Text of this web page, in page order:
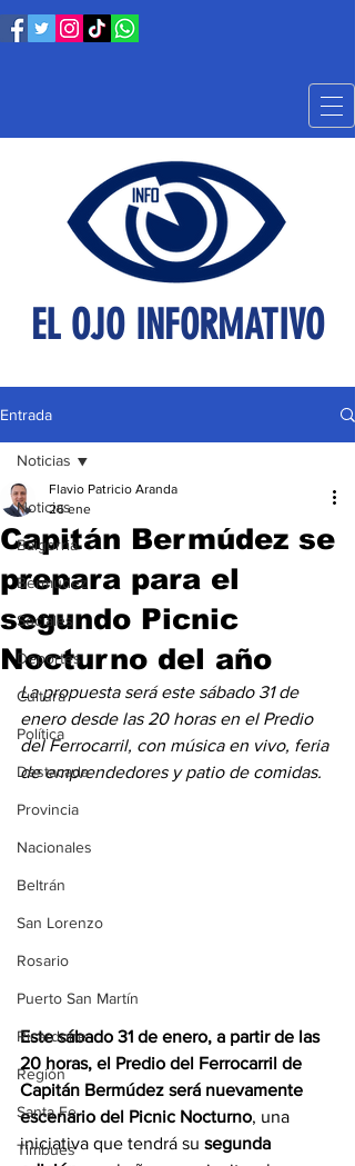
EL OJO INFORMATIVO
Entrada
Noticias
Baigorria
Bermúdez
Sociales
Deportes
Cultura
Política
Destacada
Provincia
Nacionales
Beltrán
San Lorenzo
Rosario
Puerto San Martín
Ricardone
Región
Santa Fe
Timbúes
Noticias
Capitán Bermúdez se
prepara para el
segundo Picnic
Nocturno del año
Flavio Patricio Aranda
26 ene
La propuesta será este sábado 31 de
enero desde las 20 horas en el Predio
del Ferrocarril, con música en vivo, feria
de emprendedores y patio de comidas.
Este sábado 31 de enero, a partir de las
20 horas, el Predio del Ferrocarril de
Capitán Bermúdez será nuevamente
escenario del Picnic Nocturno, una
iniciativa que tendrá su segunda